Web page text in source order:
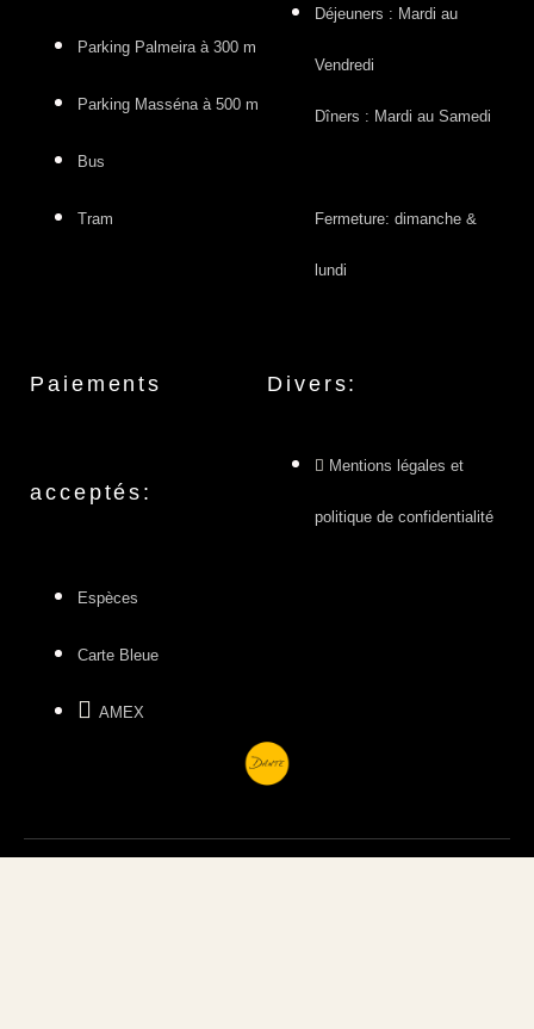
Parking Palmeira à 300 m
Parking Masséna à 500 m
Bus
Tram
Déjeuners : Mardi au
Vendredi
Dîners : Mardi au Samedi
Fermeture: dimanche &
lundi
Paiements
acceptés:
Espèces
Carte Bleue
AMEX
Divers:
Mentions légales et
politique de confidentialité